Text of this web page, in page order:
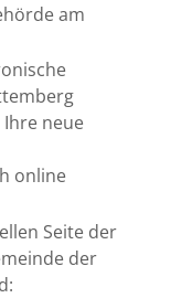
am
neue
online
Seite der
der